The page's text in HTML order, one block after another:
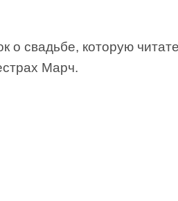
о свадьбе, которую
Марч.